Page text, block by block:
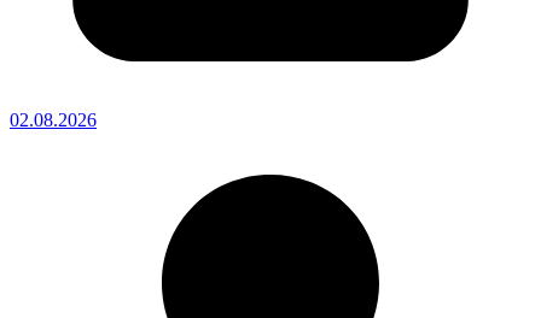
02.08.2026